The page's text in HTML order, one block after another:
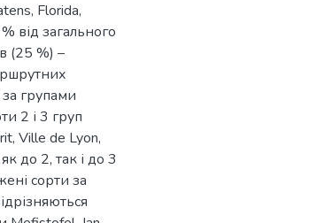
Florida,
від загального
(25 %) –
групами
2 і 3 груп
Ville de Lyon,
до 2, так і до 3
сорти за